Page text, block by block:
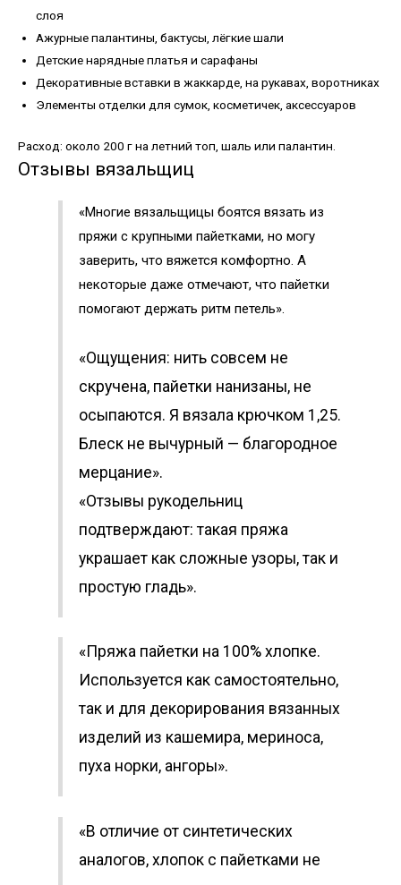
слоя
Ажурные палантины, бактусы, лёгкие шали
Детские нарядные платья и сарафаны
Декоративные вставки в жаккарде, на рукавах, воротниках
Элементы отделки для сумок, косметичек, аксессуаров
Расход: около 200 г на летний топ, шаль или палантин.
Отзывы вязальщиц
«Многие вязальщицы боятся вязать из
пряжи с крупными пайетками, но могу
заверить, что вяжется комфортно. А
некоторые даже отмечают, что пайетки
помогают держать ритм петель».
«Ощущения: нить совсем не
скручена, пайетки нанизаны, не
осыпаются. Я вязала крючком 1,25.
Блеск не вычурный — благородное
мерцание».
«Отзывы рукодельниц
подтверждают: такая пряжа
украшает как сложные узоры, так и
простую гладь».
«Пряжа пайетки на 100% хлопке.
Используется как самостоятельно,
так и для декорирования вязанных
изделий из кашемира, мериноса,
пуха норки, ангоры».
«В отличие от синтетических
аналогов, хлопок с пайетками не